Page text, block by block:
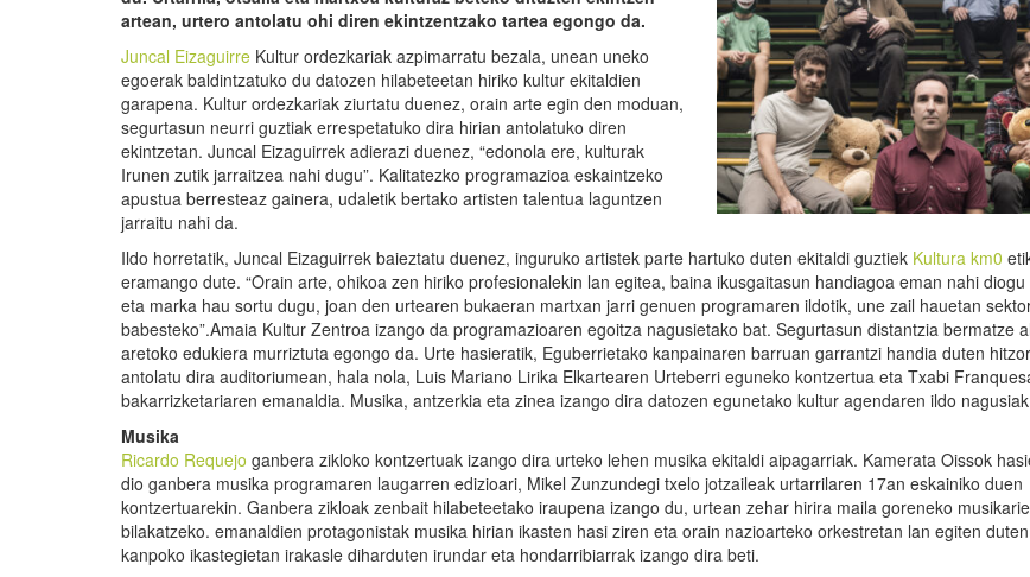
artean, urtero antolatu ohi diren ekintzentzako tartea egongo da.
Juncal Eizaguirre Kultur ordezkariak azpimarratu bezala, unean uneko
egoerak baldintzatuko du datozen hilabeteetan hiriko kultur ekitaldien
garapena. Kultur ordezkariak ziurtatu duenez, orain arte egin den moduan,
segurtasun neurri guztiak errespetatuko dira hirian antolatuko diren
ekintzetan. Juncal Eizaguirrek adierazi duenez, “edonola ere, kulturak
Irunen zutik jarraitzea nahi dugu”. Kalitatezko programazioa eskaintzeko
apustua berresteaz gainera, udaletik bertako artisten talentua laguntzen
jarraitu nahi da.
Ildo horretatik, Juncal Eizaguirrek baieztatu duenez, inguruko artistek parte hartuko duten ekitaldi guztiek Kultura km0
eramango dute. “Orain arte, ohikoa zen hiriko profesionalekin lan egitea, baina ikusgaitasun handiagoa eman nahi
eta marka hau sortu dugu, joan den urtearen bukaeran martxan jarri genuen programaren ildotik, une zail hauetan
babesteko”.Amaia Kultur Zentroa izango da programazioaren egoitza nagusietako bat. Segurtasun distantzia bermatze
aretoko edukiera murriztuta egongo da. Urte hasieratik, Eguberrietako kanpainaren barruan garrantzi handia duten
antolatu dira auditoriumean, hala nola, Luis Mariano Lirika Elkartearen Urteberri eguneko kontzertua eta Txabi
bakarrizketariaren emanaldia. Musika, antzerkia eta zinea izango dira datozen egunetako kultur agendaren ildo
Musika
Ricardo Requejo ganbera zikloko kontzertuak izango dira urteko lehen musika ekitaldi aipagarriak. Kamerata Oissok
dio ganbera musika programaren laugarren edizioari, Mikel Zunzundegi txelo jotzaileak urtarrilaren 17an eskainiko duen
kontzertuarekin. Ganbera zikloak zenbait hilabeteetako iraupena izango du, urtean zehar hirira maila goreneko
bilakatzeko. emanaldien protagonistak musika hirian ikasten hasi ziren eta orain nazioarteko orkestretan lan egiten
kanpoko ikastegietan irakasle diharduten irundar eta hondarribiarrak izango dira beti.